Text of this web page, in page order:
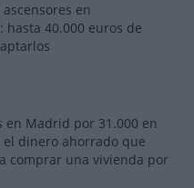
en
hasta 40.000 euros de
en Madrid por 31.000 en
el dinero ahorrado que
comprar una vivienda por